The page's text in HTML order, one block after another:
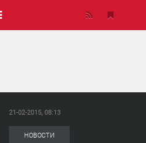
21-02-2015, 08:13
НОВОСТИ